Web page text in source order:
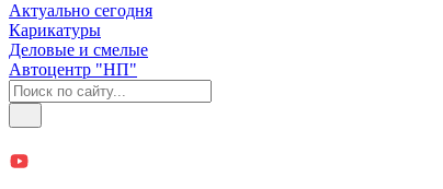
Актуально сегодня
Карикатуры
Деловые и смелые
Автоцентр "НП"